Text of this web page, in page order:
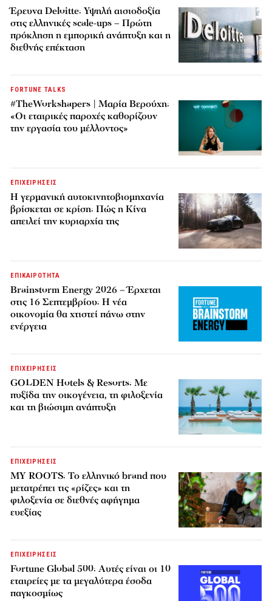
Έρευνα Deloitte: Υψηλή αισιοδοξία
στις ελληνικές scale-ups – Πρώτη
πρόκληση η εμπορική ανάπτυξη και η
διεθνής επέκταση
FORTUNE TALKS
#TheWorkshapers | Μαρία Βερούχη:
«Οι εταιρικές παροχές καθορίζουν
την εργασία του μέλλοντος»
ΕΠΙΧΕΙΡΗΣΕΙΣ
Η γερμανική αυτοκινητοβιομηχανία
βρίσκεται σε κρίση: Πώς η Κίνα
απειλεί την κυριαρχία της
ΕΠΙΚΑΙΡΟΤΗΤΑ
Brainstorm Energy 2026 – Έρχεται
στις 16 Σεπτεμβρίου: Η νέα
οικονομία θα χτιστεί πάνω στην
ενέργεια
ΕΠΙΧΕΙΡΗΣΕΙΣ
GOLDEN Hotels & Resorts: Με
πυξίδα την οικογένεια, τη φιλοξενία
και τη βιώσιμη ανάπτυξη
ΕΠΙΧΕΙΡΗΣΕΙΣ
MY ROOTS: Το ελληνικό brand που
μετατρέπει τις «ρίζες» και τη
φιλοξενία σε διεθνές αφήγημα
ευεξίας
ΕΠΙΧΕΙΡΗΣΕΙΣ
Fortune Global 500: Αυτές είναι οι 10
εταιρείες με τα μεγαλύτερα έσοδα
παγκοσμίως